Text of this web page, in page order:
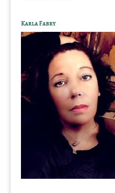
Karla Fabry